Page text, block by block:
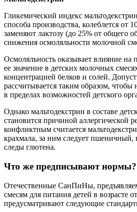
Гликемический индекс
способа производства, колеблется от
заменяют лактозу (до 25% от общего
снижения осмоляльности молочной
Осмоляльность оказывает влияние
ее значение в детских молочных
концентрацией белков и солей.
рассчитывается таким образом, чтобы
в пределах возможностей детского
Однако мальтодекстрин в составе
становится причиной аллергической
конфликтным считается
крахмала, за ним следует пшеничный,
следы глютена.
Что же предписывают нормы?
Отечественные СанПиНы,
смесям для питания детей в возрасте
предусматривают следующие